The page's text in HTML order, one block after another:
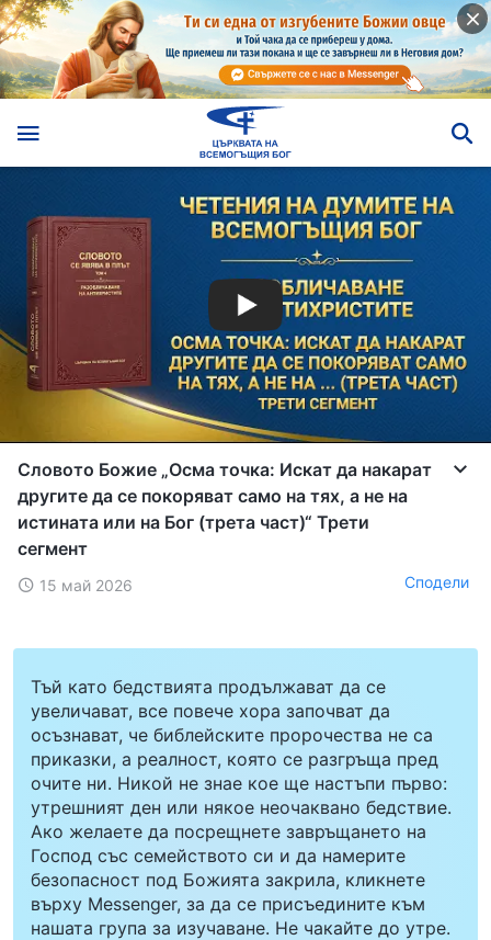
Словото Божие „Осма точка: Искат да накарат
другите да се покоряват само на тях, а не на
истината или на Бог (трета част)“ Трети
сегмент
15 май 2026 Сподели
Тъй като бедствията продължават да се
увеличават, все повече хора започват да
осъзнават, че библейските пророчества не са
приказки, а реалност, която се разгръща пред
очите ни. Никой не знае кое ще настъпи първо:
утрешният ден или някое неочаквано бедствие.
Ако желаете да посрещнете завръщането на
Господ със семейството си и да намерите
безопасност под Божията закрила, кликнете
върху Messenger, за да се присъедините към
нашата група за изучаване. Не чакайте до утре.